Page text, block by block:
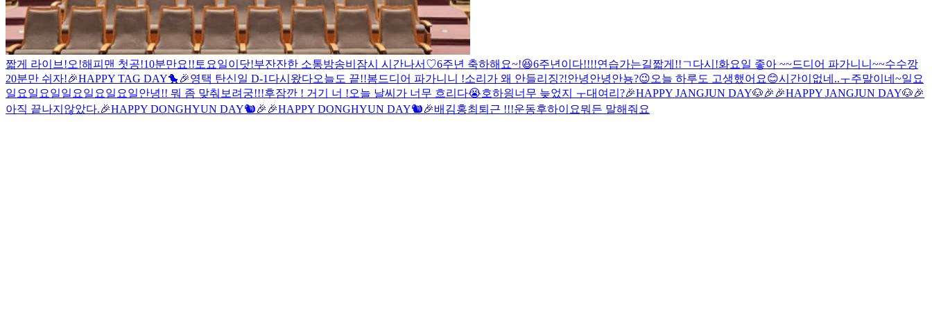
짧게 라이브!오!해피맨 첫공!10분만요!! 토요일이닷!부잔잔한 소통방송비 잠시 시간나서♡6주년 축하해요~!😆6주년이다!!!!연습가는길짧게!!ㄱ 다시!화요일 좋아 ~~드디어 파가니니~~수수깡
20분만 쉬자!🎉HAPPY TAG DAY🐤🎉영택 탄신일 D-1 다시왔다오늘도 끝!!봄드디어 파가니니 !소리가 왜 안들리징?!안녕안녕안뇽?😉오늘 하루도 고생했어요😊시간이없네..ㅜ주말이네~일요
일요일요일일요일요일요일안녕!! 뭐 좀 맞춰보려궁!!!후잠깐 ! 거기 너 !오늘 날씨가 너무 흐리다😭호하읭너무 늦었지 ㅜ대여리?🎉HAPPY JANGJUN DAY🐶🎉 🎉HAPPY JANGJUN DAY🐶🎉
아직 끝나지않았다.🎉HAPPY DONGHYUN DAY🐿🎉 🎉HAPPY DONGHYUN DAY🐿🎉배김홍최 퇴근 !!!운동후하이요뭐든 말해줘요